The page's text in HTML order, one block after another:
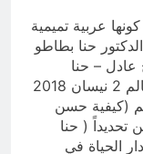
عربية تميمية
حنا بطاطو
عادل – حنا
بطاطو محللاً لتاريخ العراق – صحيفة العالم 2 نيسان 2018
(كيفية حسن
تحديداً ( حنا
الحياة في